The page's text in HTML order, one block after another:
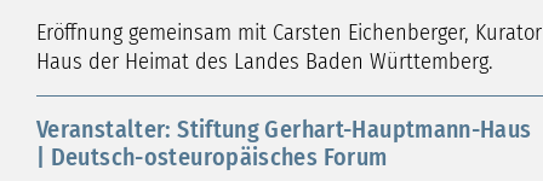
Eröffnung gemeinsam mit Carsten Eichenberger, Kurator
Haus der Heimat des Landes Baden Württemberg.
Veranstalter: Stiftung Gerhart-Hauptmann-Haus
| Deutsch-osteuropäisches Forum